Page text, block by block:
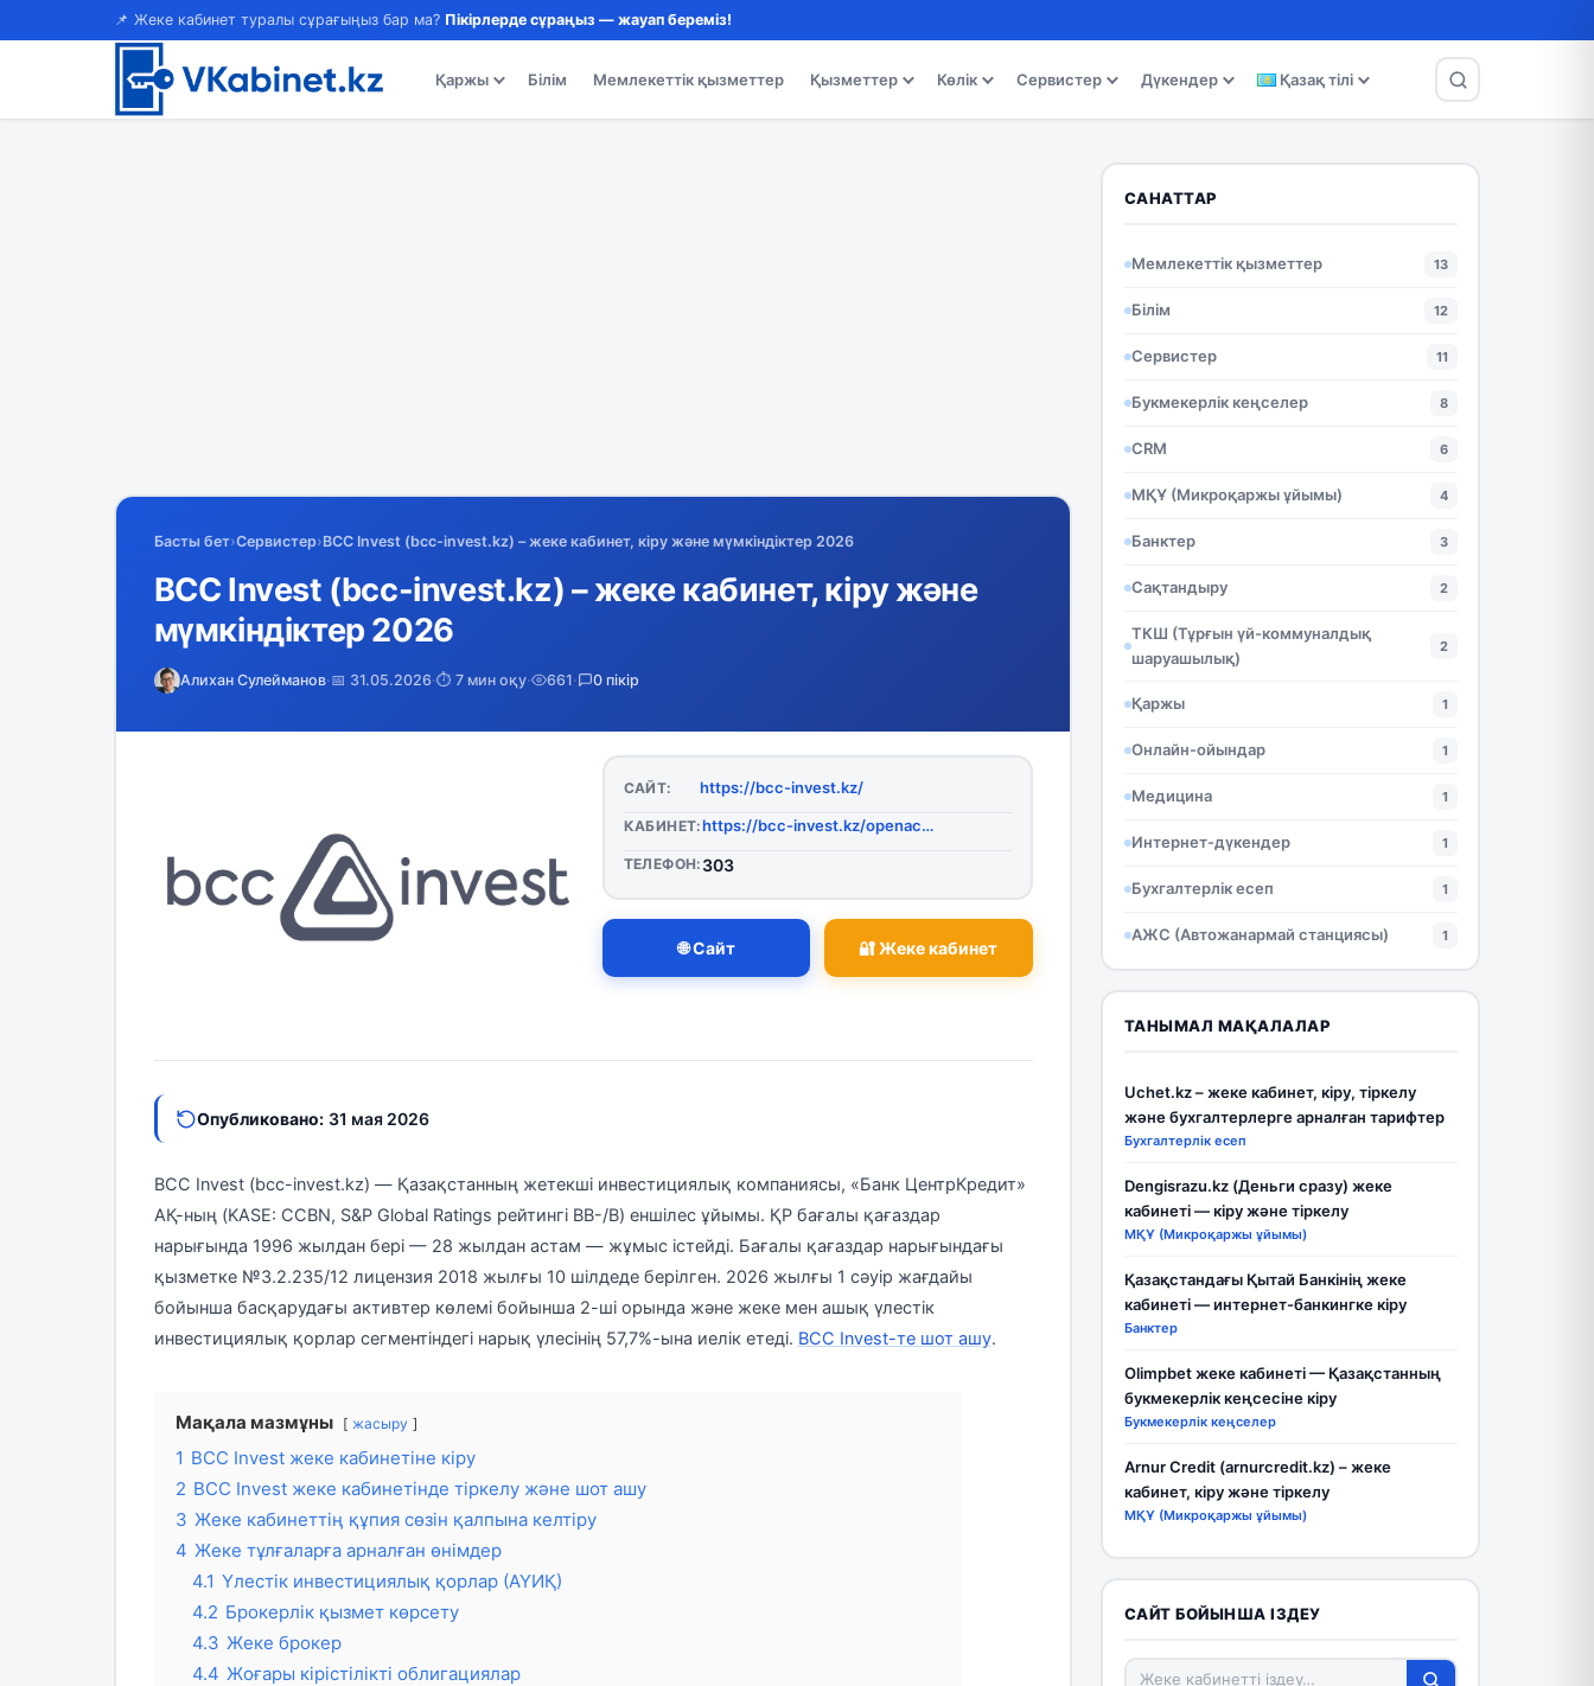
📌 Жеке кабинет туралы сұрағыңыз бар ма? Пікірлерде сұраңыз — жауап береміз!
Қаржы Білім Мемлекеттік қызметтер Қызметтер Көлік Сервистер Дүкендер Қазақ тілі
Басты бет›Сервистер›BCC Invest (bcc-invest.kz) – жеке кабинет, кіру және мүмкіндіктер 2026
BCC Invest (bcc-invest.kz) – жеке кабинет, кіру және
мүмкіндіктер 2026
Алихан Сулейманов·📅 31.05.2026·⏱️ 7 мин оқу· 661· 0 пікір
САЙТ: https://bcc-invest.kz/
КАБИНЕТ: https://bcc-invest.kz/openaccount
ТЕЛЕФОН: 303
🌐 Сайт 🔐 Жеке кабинет
Опубликовано: 31 мая 2026
BCC Invest (bcc-invest.kz) — Қазақстанның жетекші инвестициялық компаниясы, «Банк ЦентрКредит»
АҚ-ның (KASE: CCBN, S&P Global Ratings рейтингі BB-/B) еншілес ұйымы. ҚР бағалы қағаздар
нарығында 1996 жылдан бері — 28 жылдан астам — жұмыс істейді. Бағалы қағаздар нарығындағы
қызметке №3.2.235/12 лицензия 2018 жылғы 10 шілдеде берілген. 2026 жылғы 1 сәуір жағдайы
бойынша басқарудағы активтер көлемі бойынша 2-ші орында және жеке мен ашық үлестік
инвестициялық қорлар сегментіндегі нарық үлесінің 57,7%-ына иелік етеді. BCC Invest-те шот ашу.
Мақала мазмұны жасыру
1 BCC Invest жеке кабинетіне кіру
2 BCC Invest жеке кабинетінде тіркелу және шот ашу
3 Жеке кабинеттің құпия сөзін қалпына келтіру
4 Жеке тұлғаларға арналған өнімдер
4.1 Үлестік инвестициялық қорлар (АҮИҚ)
4.2 Брокерлік қызмет көрсету
4.3 Жеке брокер
4.4 Жоғары кірістілікті облигациялар
САНАТТАР
Мемлекеттік қызметтер 13
Білім 12
Сервистер 11
Букмекерлік кеңселер 8
CRM 6
МҚҰ (Микроқаржы ұйымы) 4
Банктер 3
Сақтандыру 2
ТКШ (Тұрғын үй-коммуналдық
шаруашылық)
2
Қаржы 1
Онлайн-ойындар 1
Медицина 1
Интернет-дүкендер 1
Бухгалтерлік есеп 1
АЖС (Автожанармай станциясы) 1
ТАНЫМАЛ МАҚАЛАЛАР
Uchet.kz – жеке кабинет, кіру, тіркелу
және бухгалтерлерге арналған тарифтер
Бухгалтерлік есеп
Dengisrazu.kz (Деньги сразу) жеке
кабинеті — кіру және тіркелу
МҚҰ (Микроқаржы ұйымы)
Қазақстандағы Қытай Банкінің жеке
кабинеті — интернет-банкингке кіру
Банктер
Olimpbet жеке кабинеті — Қазақстанның
букмекерлік кеңсесіне кіру
Букмекерлік кеңселер
Arnur Credit (arnurcredit.kz) – жеке
кабинет, кіру және тіркелу
МҚҰ (Микроқаржы ұйымы)
САЙТ БОЙЫНША ІЗДЕУ